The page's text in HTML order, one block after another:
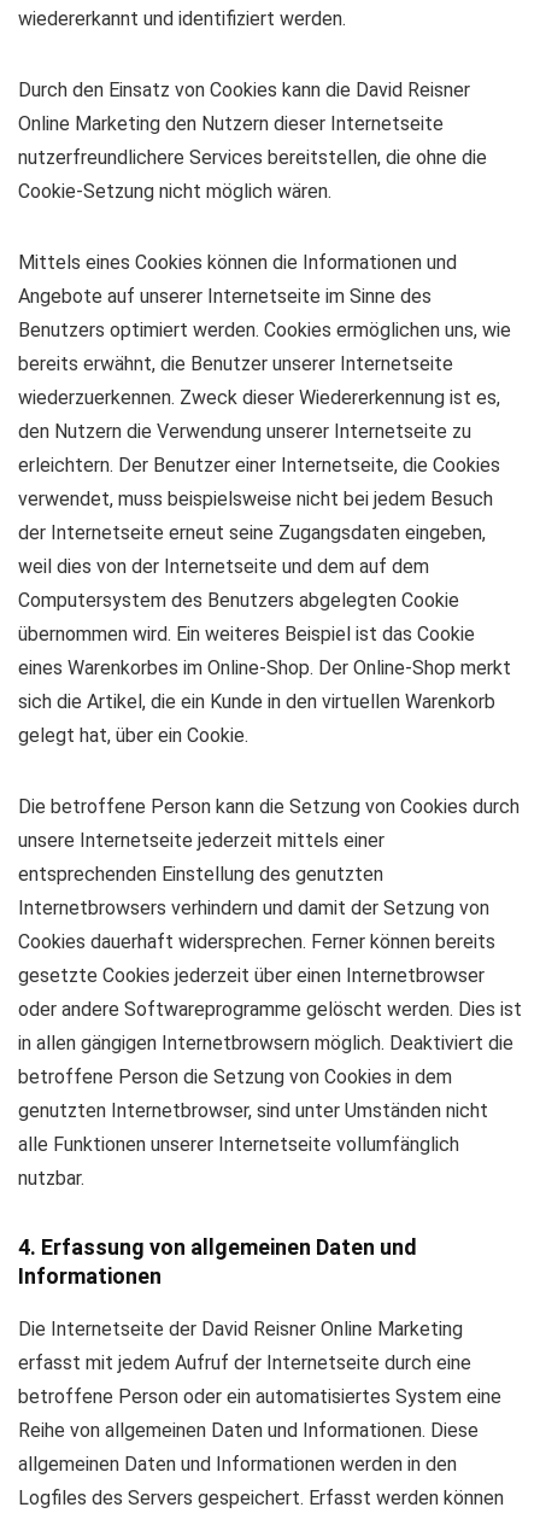
wiedererkannt und identifiziert werden.
Durch den Einsatz von Cookies kann die David Reisner
Online Marketing den Nutzern dieser Internetseite
nutzerfreundlichere Services bereitstellen, die ohne die
Cookie-Setzung nicht möglich wären.
Mittels eines Cookies können die Informationen und
Angebote auf unserer Internetseite im Sinne des
Benutzers optimiert werden. Cookies ermöglichen uns, wie
bereits erwähnt, die Benutzer unserer Internetseite
wiederzuerkennen. Zweck dieser Wiedererkennung ist es,
den Nutzern die Verwendung unserer Internetseite zu
erleichtern. Der Benutzer einer Internetseite, die Cookies
verwendet, muss beispielsweise nicht bei jedem Besuch
der Internetseite erneut seine Zugangsdaten eingeben,
weil dies von der Internetseite und dem auf dem
Computersystem des Benutzers abgelegten Cookie
übernommen wird. Ein weiteres Beispiel ist das Cookie
eines Warenkorbes im Online-Shop. Der Online-Shop merkt
sich die Artikel, die ein Kunde in den virtuellen Warenkorb
gelegt hat, über ein Cookie.
Die betroffene Person kann die Setzung von Cookies durch
unsere Internetseite jederzeit mittels einer
entsprechenden Einstellung des genutzten
Internetbrowsers verhindern und damit der Setzung von
Cookies dauerhaft widersprechen. Ferner können bereits
gesetzte Cookies jederzeit über einen Internetbrowser
oder andere Softwareprogramme gelöscht werden. Dies ist
in allen gängigen Internetbrowsern möglich. Deaktiviert die
betroffene Person die Setzung von Cookies in dem
genutzten Internetbrowser, sind unter Umständen nicht
alle Funktionen unserer Internetseite vollumfänglich
nutzbar.
4. Erfassung von allgemeinen Daten und
Informationen
Die Internetseite der David Reisner Online Marketing
erfasst mit jedem Aufruf der Internetseite durch eine
betroffene Person oder ein automatisiertes System eine
Reihe von allgemeinen Daten und Informationen. Diese
allgemeinen Daten und Informationen werden in den
Logfiles des Servers gespeichert. Erfasst werden können